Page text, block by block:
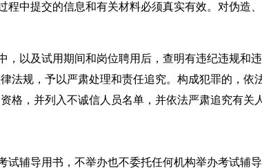
程中提交的信息和有关材料必须真实有效。对伪造
，以及试用期间和岗位聘用后，查明有违纪违规和
法规，予以严肃处理和责任追究。构成犯罪的，
格，并列入不诚信人员名单，并依法严肃追究有关
试辅导用书，不举办也不委托任何机构举办考试辅导